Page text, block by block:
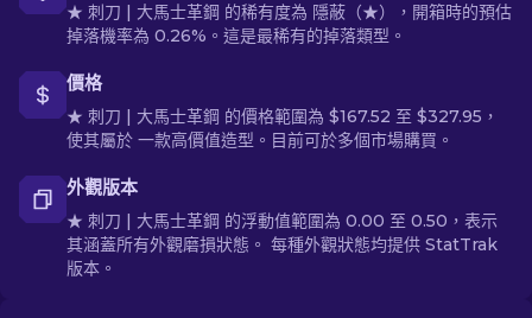
★ 刺刀 | 大馬士革鋼 的稀有度為 隱蔽（★），開箱時的預估
掉落機率為 0.26%。這是最稀有的掉落類型。
價格
★ 刺刀 | 大馬士革鋼 的價格範圍為 $167.52 至 $327.95，
使其屬於 一款高價值造型。目前可於多個市場購買。
外觀版本
★ 刺刀 | 大馬士革鋼 的浮動值範圍為 0.00 至 0.50，表示
其涵蓋所有外觀磨損狀態。 每種外觀狀態均提供 StatTrak
版本。